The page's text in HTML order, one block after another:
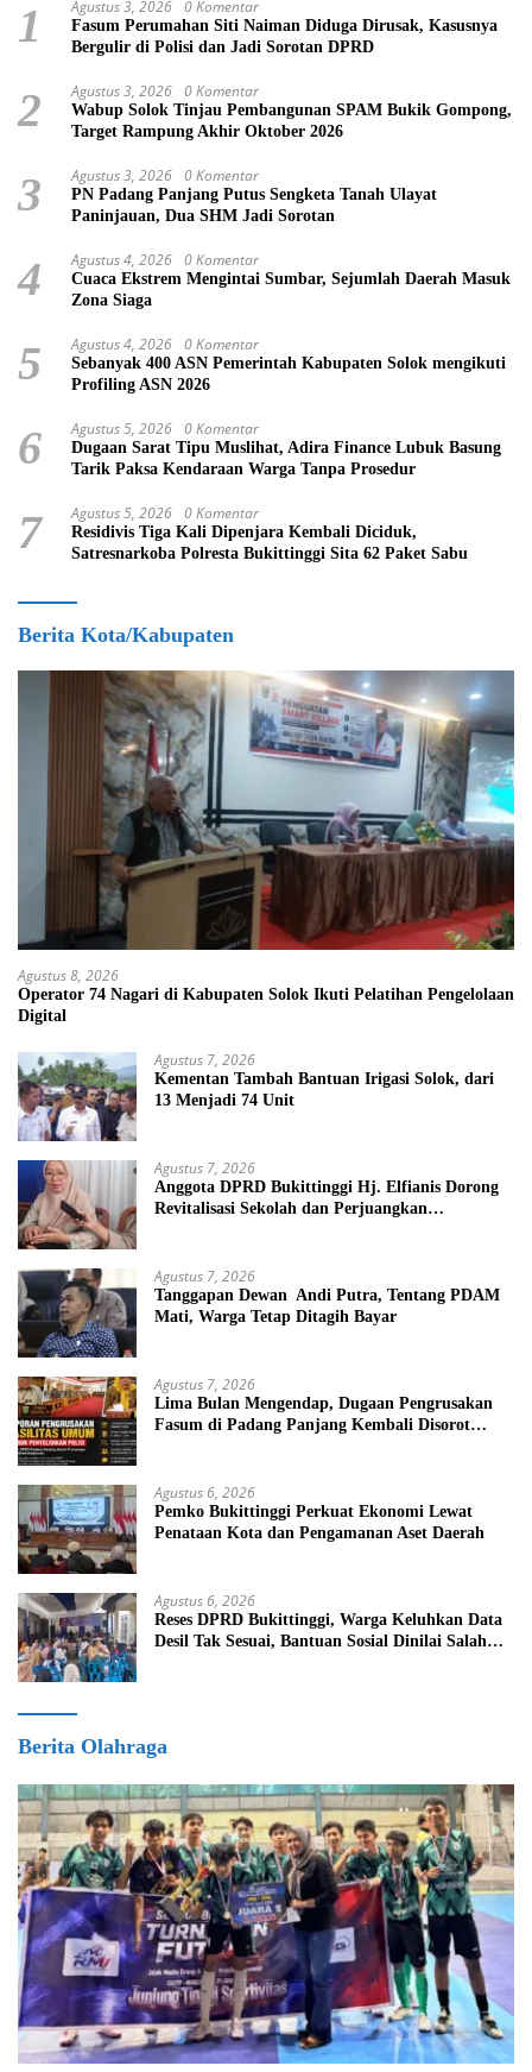
1 Agustus 3, 2026 0 Komentar
Fasum Perumahan Siti Naiman Diduga Dirusak, Kasusnya
Bergulir di Polisi dan Jadi Sorotan DPRD
2 Agustus 3, 2026 0 Komentar
Wabup Solok Tinjau Pembangunan SPAM Bukik Gompong,
Target Rampung Akhir Oktober 2026
3 Agustus 3, 2026 0 Komentar
PN Padang Panjang Putus Sengketa Tanah Ulayat
Paninjauan, Dua SHM Jadi Sorotan
4 Agustus 4, 2026 0 Komentar
Cuaca Ekstrem Mengintai Sumbar, Sejumlah Daerah Masuk
Zona Siaga
5 Agustus 4, 2026 0 Komentar
Sebanyak 400 ASN Pemerintah Kabupaten Solok mengikuti
Profiling ASN 2026
6 Agustus 5, 2026 0 Komentar
Dugaan Sarat Tipu Muslihat, Adira Finance Lubuk Basung
Tarik Paksa Kendaraan Warga Tanpa Prosedur
7 Agustus 5, 2026 0 Komentar
Residivis Tiga Kali Dipenjara Kembali Diciduk,
Satresnarkoba Polresta Bukittinggi Sita 62 Paket Sabu
Berita Kota/Kabupaten
Agustus 8, 2026
Operator 74 Nagari di Kabupaten Solok Ikuti Pelatihan Pengelolaan
Digital
Agustus 7, 2026
Kementan Tambah Bantuan Irigasi Solok, dari
13 Menjadi 74 Unit
Agustus 7, 2026
Anggota DPRD Bukittinggi Hj. Elfianis Dorong
Revitalisasi Sekolah dan Perjuangkan
Agustus 7, 2026
Tanggapan Dewan Andi Putra, Tentang PDAM
Mati, Warga Tetap Ditagih Bayar
Agustus 7, 2026
Lima Bulan Mengendap, Dugaan Pengrusakan
Fasum di Padang Panjang Kembali Disorot
Agustus 6, 2026
Pemko Bukittinggi Perkuat Ekonomi Lewat
Penataan Kota dan Pengamanan Aset Daerah
Agustus 6, 2026
Reses DPRD Bukittinggi, Warga Keluhkan Data
Desil Tak Sesuai, Bantuan Sosial Dinilai Salah
Berita Olahraga